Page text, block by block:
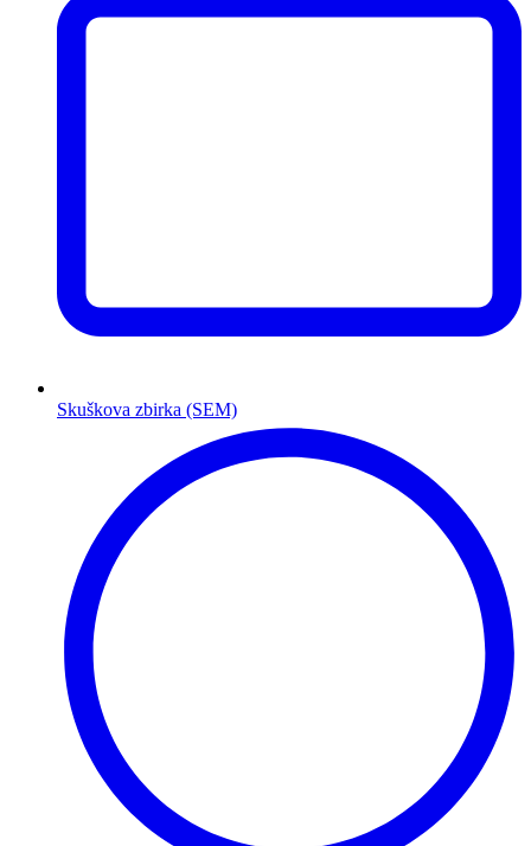
Skuškova zbirka (SEM)